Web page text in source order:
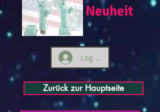
Neuheit
Log ind
Zurück zur Hauptseite